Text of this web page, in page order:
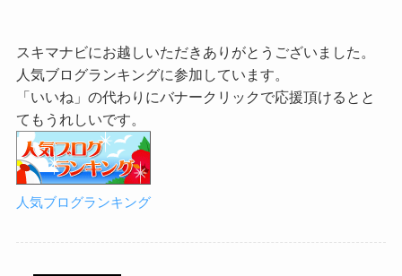
スキマナビにお越しいただきありがとうございました。
人気ブログランキングに参加しています。
「いいね」の代わりにバナークリックで応援頂けるとと
てもうれしいです。
人気ブログランキング